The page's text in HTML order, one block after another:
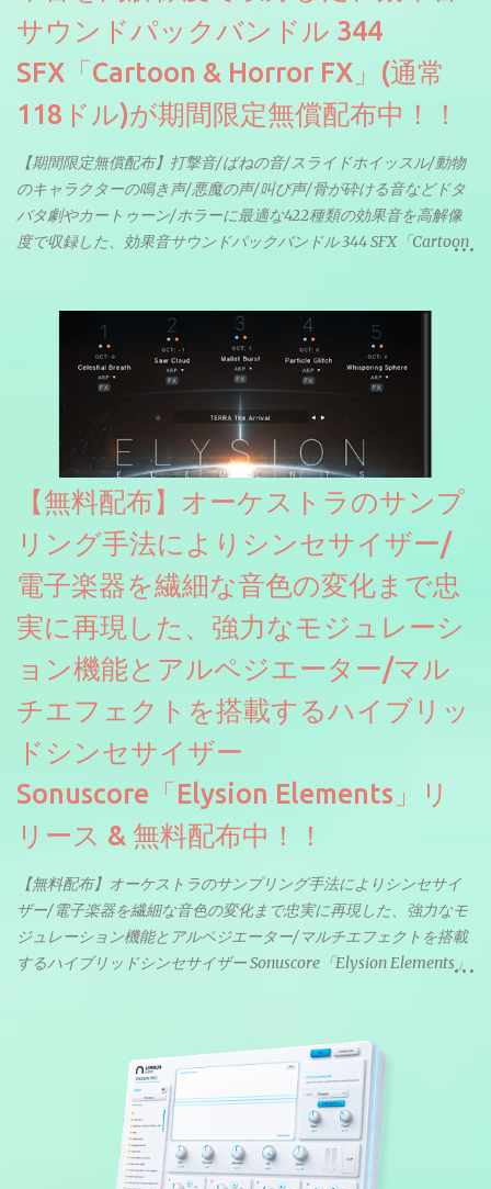
サウンドパックバンドル 344
SFX「Cartoon & Horror FX」(通常
118ドル)が期間限定無償配布中！！
【期間限定無償配布】打撃音/ばねの音/スライドホイッスル/動物
のキャラクターの鳴き声/悪魔の声/叫び声/骨が砕ける音などドタ
バタ劇やカートゥーン/ホラーに最適な422種類の効果音を高解像
度で収録した、効果音サウンドパックバンドル 344 SFX「Cartoon
【無料配布】オーケストラのサンプ
リング手法によりシンセサイザー/
電子楽器を繊細な音色の変化まで忠
実に再現した、強力なモジュレーシ
ョン機能とアルペジエーター/マル
チエフェクトを搭載するハイブリッ
ドシンセサイザー
Sonuscore「Elysion Elements」リ
リース & 無料配布中！！
【無料配布】オーケストラのサンプリング手法によりシンセサイ
ザー/電子楽器を繊細な音色の変化まで忠実に再現した、強力なモ
ジュレーション機能とアルペジエーター/マルチエフェクトを搭載
するハイブリッドシンセサイザー Sonuscore「Elysion Elements」
えるようになっています。総容量も7GBを超えます。複数の設定に
より音色が作りこまれているため、あらかじめアルペジオがプロ
グラムされているプリセットも多いですが、アルペジオを切るこ
とももちろんできます。 ほとんどのシンセライブラリは、音を一
度サンプリングしてベロシティで音量を調整します。 しかし、
ELYSIONは違います。ビンテージシンセを含む様々な音源から、